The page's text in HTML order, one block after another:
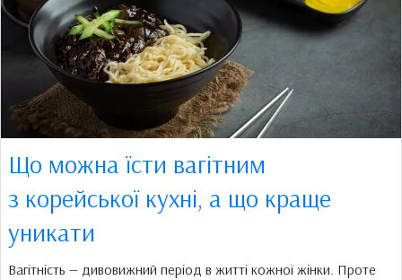
Що можна їсти вагітним
з корейської кухні, а що краще
уникати
Вагітність — дивовижний період в житті кожної жінки. Проте